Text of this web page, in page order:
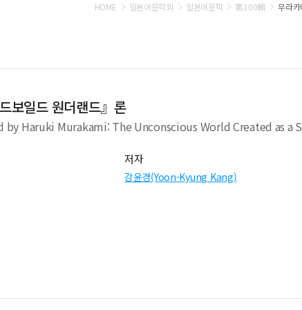
HOME 일본어문학회 일본어문학 第100輯 무라
보일드 원더랜드』론
Haruki Murakami: The Unconscious World Created as a
저자
강윤경(Yoon-Kyung Kang)